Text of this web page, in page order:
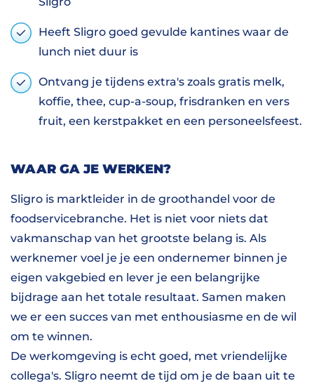
Heeft Sligro goed gevulde kantines waar de
lunch niet duur is
Ontvang je tijdens extra's zoals gratis melk,
koffie, thee, cup-a-soup, frisdranken en vers
fruit, een kerstpakket en een personeelsfeest.
WAAR GA JE WERKEN?
Sligro is marktleider in de groothandel voor de
foodservicebranche. Het is niet voor niets dat
vakmanschap van het grootste belang is. Als
werknemer voel je je een ondernemer binnen je
eigen vakgebied en lever je een belangrijke
bijdrage aan het totale resultaat. Samen maken
we er een succes van met enthousiasme en de wil
om te winnen.
De werkomgeving is echt goed, met vriendelijke
collega's. Sligro neemt de tijd om je de baan uit te